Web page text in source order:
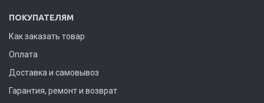
ПОКУПАТЕЛЯМ
Как заказать товар
Оплата
Доставка и самовывоз
Гарантия, ремонт и возврат